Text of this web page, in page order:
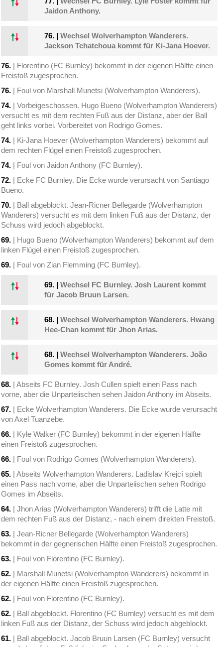
Jaidon Anthony.
76. |Wechsel Wolverhampton Wanderers.
Jackson Tchatchoua kommt für Ki-Jana Hoever.
76. | Florentino (FC Burnley) bekommt in der eigenen Hälfte einen
Freistoß zugesprochen.
76. | Foul von Marshall Munetsi (Wolverhampton Wanderers).
74. | Vorbeigeschossen. Hugo Bueno (Wolverhampton Wanderers)
versucht es mit dem rechten Fuß aus der Distanz, aber der Ball
geht links vorbei. Vorbereitet von Rodrigo Gomes.
74. | Ki-Jana Hoever (Wolverhampton Wanderers) bekommt auf
dem rechten Flügel einen Freistoß zugesprochen.
74. | Foul von Jaidon Anthony (FC Burnley).
72. | Ecke FC Burnley. Die Ecke wurde verursacht von Santiago
Bueno.
70. | Ball abgeblockt. Jean-Ricner Bellegarde (Wolverhampton
Wanderers) versucht es mit dem linken Fuß aus der Distanz, der
Schuss wird jedoch abgeblockt.
69. | Hugo Bueno (Wolverhampton Wanderers) bekommt auf dem
linken Flügel einen Freistoß zugesprochen.
69. | Foul von Zian Flemming (FC Burnley).
69. |Wechsel FC Burnley. Josh Laurent kommt
für Jacob Bruun Larsen.
68. |Wechsel Wolverhampton Wanderers. Hwang
Hee-Chan kommt für Jhon Arias.
68. |Wechsel Wolverhampton Wanderers. João
Gomes kommt für André.
68. | Abseits FC Burnley. Josh Cullen spielt einen Pass nach
vorne, aber die Unparteiischen sehen Jaidon Anthony im Abseits.
67. | Ecke Wolverhampton Wanderers. Die Ecke wurde verursacht
von Axel Tuanzebe.
66. | Kyle Walker (FC Burnley) bekommt in der eigenen Hälfte
einen Freistoß zugesprochen.
66. | Foul von Rodrigo Gomes (Wolverhampton Wanderers).
65. | Abseits Wolverhampton Wanderers. Ladislav Krejcí spielt
einen Pass nach vorne, aber die Unparteiischen sehen Rodrigo
Gomes im Abseits.
64. | Jhon Arias (Wolverhampton Wanderers) trifft die Latte mit
dem rechten Fuß aus der Distanz, - nach einem direkten Freistoß.
63. | Jean-Ricner Bellegarde (Wolverhampton Wanderers)
bekommt in der gegnerischen Hälfte einen Freistoß zugesprochen.
63. | Foul von Florentino (FC Burnley).
62. | Marshall Munetsi (Wolverhampton Wanderers) bekommt in
der eigenen Hälfte einen Freistoß zugesprochen.
62. | Foul von Florentino (FC Burnley).
62. | Ball abgeblockt. Florentino (FC Burnley) versucht es mit dem
linken Fuß aus der Distanz, der Schuss wird jedoch abgeblockt.
61. | Ball abgeblockt. Jacob Bruun Larsen (FC Burnley) versucht